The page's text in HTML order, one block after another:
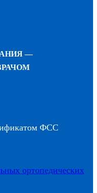
—
ФСС
ортопедических